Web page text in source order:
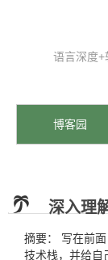
语言深度+
博客园
深入理
摘要： 写在前
技术栈，并给自